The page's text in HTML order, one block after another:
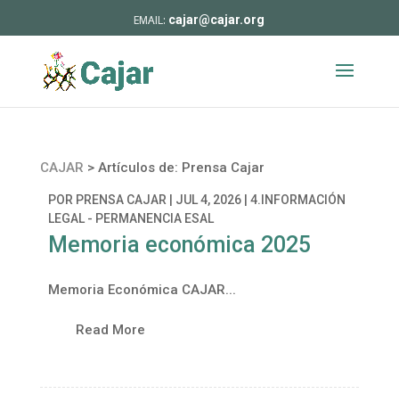
cajar@cajar.org
CAJAR > Artículos de: Prensa Cajar
POR PRENSA CAJAR JUL 4, 2026| 4.INFORMACIÓN
LEGAL - PERMANENCIA ESAL
Memoria económica 2025
Memoria Económica CAJAR...
Read More